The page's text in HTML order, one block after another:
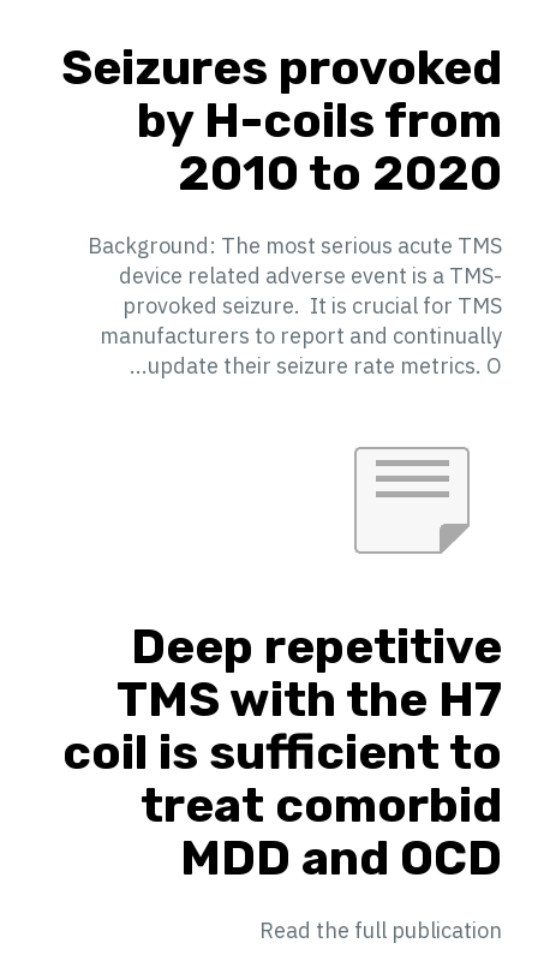
Seizures provoked
by H-coils from
2010 to 2020
Background: The most serious acute TMS
device related adverse event is a TMS-
provoked seizure. It is crucial for TMS
manufacturers to report and continually
update their seizure rate metrics. O...
Deep repetitive
TMS with the H7
coil is sufficient to
treat comorbid
MDD and OCD
Read the full publication